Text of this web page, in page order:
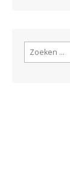
Zoeken